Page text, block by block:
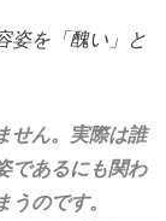
姿を「醜い」と
せん。実際は誰
であるにも関わ
のです。